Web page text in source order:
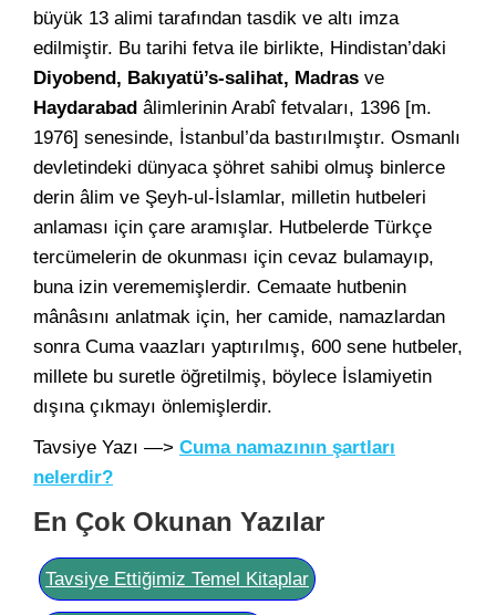
büyük 13 alimi tarafından tasdik ve altı imza
edilmiştir. Bu tarihi fetva ile birlikte, Hindistan’daki
Diyobend, Bakıyatü’s-salihat, Madras ve
Haydarabad âlimlerinin Arabî fetvaları, 1396 [m.
1976] senesinde, İstanbul’da bastırılmıştır. Osmanlı
devletindeki dünyaca şöhret sahibi olmuş binlerce
derin âlim ve Şeyh-ul-İslamlar, milletin hutbeleri
anlaması için çare aramışlar. Hutbelerde Türkçe
tercümelerin de okunması için cevaz bulamayıp,
buna izin verememişlerdir. Cemaate hutbenin
mânâsını anlatmak için, her camide, namazlardan
sonra Cuma vaazları yaptırılmış, 600 sene hutbeler,
millete bu suretle öğretilmiş, böylece İslamiyetin
dışına çıkmayı önlemişlerdir.
Tavsiye Yazı —> Cuma namazının şartları
nelerdir?
En Çok Okunan Yazılar
Tavsiye Ettiğimiz Temel Kitaplar